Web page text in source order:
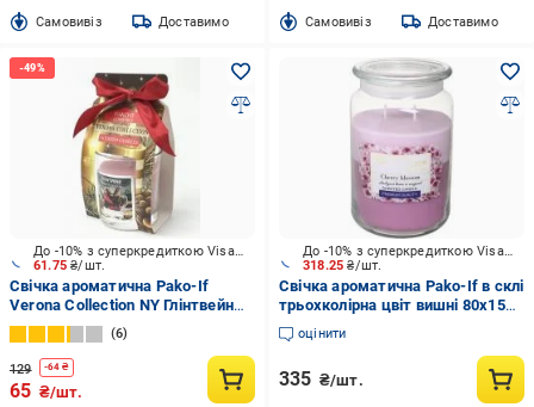
Cамовивіз Доставимо Cамовивіз Доставимо
61.75₴/шт.
До -10% з суперкредиткою Visa Вигода
Свічка ароматична Pako-If
Verona Collection NY Глінтвейн
арт.216
6
129 -64 ₴
65 ₴/шт.
318.25₴/шт.
До -10% з суперкредиткою Visa Вигода
Свічка ароматична Pako-If в склі
трьохколірна цвіт вишні 80х150
мм 565 г арт.35544
оцінити
335 ₴/шт.